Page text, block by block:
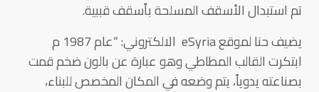
تم استبدال الأسقف المسلحة بأسقف قببية.
يضيف حنا لموقع eSyria الالكتروني: “عام 1987 م
ابتكرت القالب المطاطي وهو عبارة عن بالون ضخم قمت
بصناعته يدوياً، يتم وضعه في المكان المخصص للبناء،